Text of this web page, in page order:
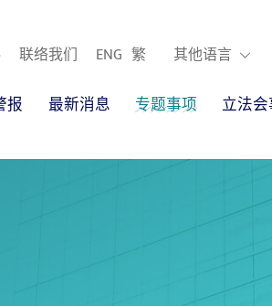
联络我们 ENG 繁 其他语言
其他语言
报 最新消息 专题事项 立法